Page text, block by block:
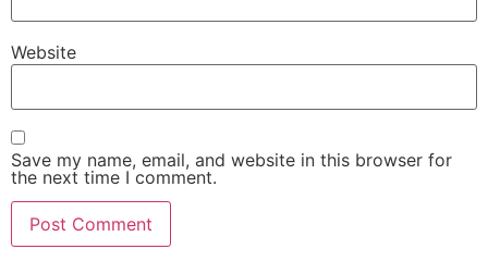
Website
Save my name, email, and website in this browser for
the next time I comment.